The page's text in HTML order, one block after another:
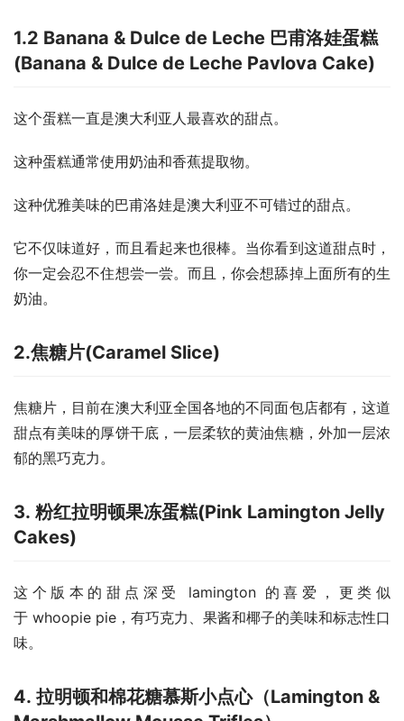
1.2 Banana & Dulce de Leche 巴甫洛娃蛋糕
(Banana & Dulce de Leche Pavlova Cake)
这个蛋糕一直是澳大利亚人最喜欢的甜点。
这种蛋糕通常使用奶油和香蕉提取物。
这种优雅美味的巴甫洛娃是澳大利亚不可错过的甜点。
它不仅味道好，而且看起来也很棒。当你看到这道甜点时，
你一定会忍不住想尝一尝。而且，你会想舔掉上面所有的生
奶油。
2.焦糖片(Caramel Slice)
焦糖片，目前在澳大利亚全国各地的不同面包店都有，这道
甜点有美味的厚饼干底，一层柔软的黄油焦糖，外加一层浓
郁的黑巧克力。
3. 粉红拉明顿果冻蛋糕(Pink Lamington Jelly
Cakes)
这个版本的甜点深受 lamington 的喜爱，更类似
于 whoopie pie，有巧克力、果酱和椰子的美味和标志性口
味。
4. 拉明顿和棉花糖慕斯小点心（Lamington &